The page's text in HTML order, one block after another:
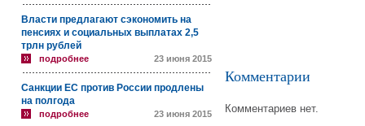
Власти предлагают сэкономить на
пенсиях и социальных выплатах 2,5
трлн рублей
подробнее 23 июня 2015
Санкции ЕС против России продлены
на полгода
подробнее 23 июня 2015
Комментарии
Комментариев нет.